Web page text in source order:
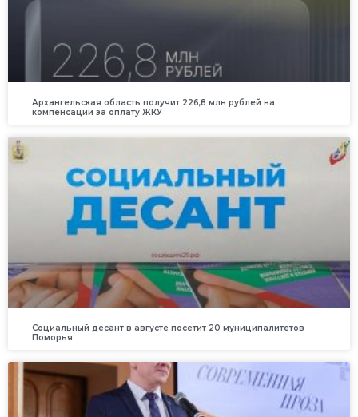
Архангельская область получит 226,8 млн рублей на
компенсации за оплату ЖКУ
Социальный десант в августе посетит 20 муниципалитетов
Поморья